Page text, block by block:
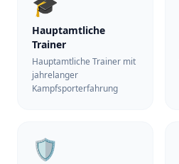
Hauptamtliche
Trainer
Hauptamtliche Trainer mit
jahrelanger
Kampfsporterfahrung
🛡️